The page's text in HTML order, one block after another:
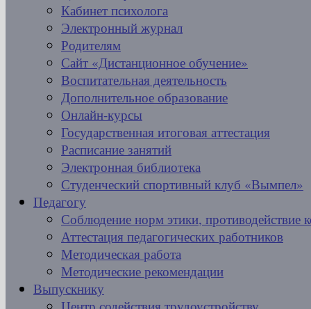
Кабинет психолога
Электронный журнал
Родителям
Сайт «Дистанционное обучение»
Воспитательная деятельность
Дополнительное образование
Онлайн-курсы
Государственная итоговая аттестация
Расписание занятий
Электронная библиотека
Студенческий спортивный клуб «Вымпел»
Педагогу
Соблюдение норм этики, противодействие
Аттестация педагогических работников
Методическая работа
Методические рекомендации
Выпускнику